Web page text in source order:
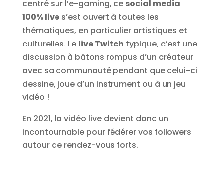
centré sur l’e-gaming, ce social media
100% lives’est ouvert à toutes les
thématiques, en particulier artistiques et
culturelles. Le live Twitch typique, c’est une
discussion à bâtons rompus d’un créateur
avec sa communauté pendant que celui-ci
dessine, joue d’un instrument ou à un jeu
vidéo !
En 2021, la vidéo live devient donc un
incontournable pour fédérer vos followers
autour de rendez-vous forts.